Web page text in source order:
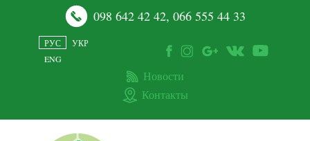
098 642 42 42, 066 555 44 33
РУС
УКР
ENG
Новости
Контакты